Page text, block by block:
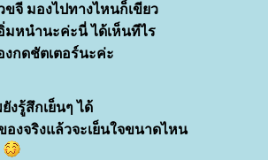
ขจี มองไปทางไหนก็เขียว
อิ่มหนำนะค่ะนี่ ได้เห็นทีไร
งกดชัตเตอร์นะค่ะ
งรู้สึกเย็นๆ ได้
องจริงแล้วจะเย็นใจขนาดไหน